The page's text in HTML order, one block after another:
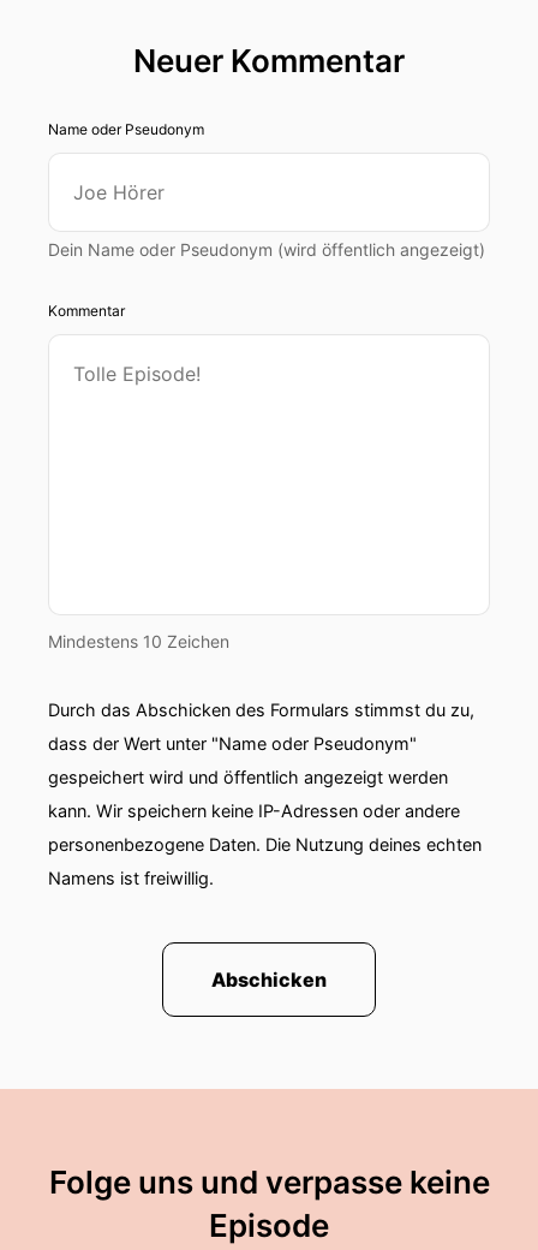
Neuer Kommentar
Name oder Pseudonym
Dein Name oder Pseudonym (wird öffentlich angezeigt)
Kommentar
Mindestens 10 Zeichen
Durch das Abschicken des Formulars stimmst du zu,
dass der Wert unter "Name oder Pseudonym"
gespeichert wird und öffentlich angezeigt werden
kann. Wir speichern keine IP-Adressen oder andere
personenbezogene Daten. Die Nutzung deines echten
Namens ist freiwillig.
Abschicken
Folge uns und verpasse keine
Episode